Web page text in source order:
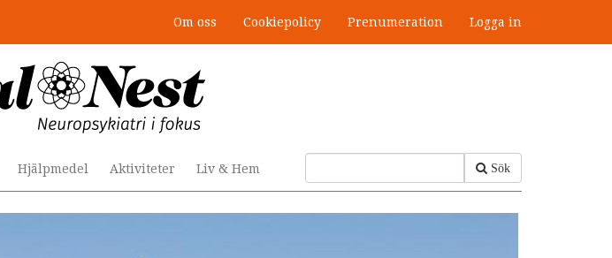
Om oss Cookiepolicy Prenumeration Logga in
Sök
Hjälpmedel Aktiviteter Liv & Hem